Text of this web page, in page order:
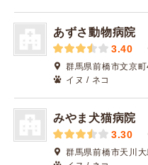
あずさ動物病院
3.40
群馬県前橋市文京
イヌ / ネコ
みやま犬猫病院
3.30
群馬県前橋市天川